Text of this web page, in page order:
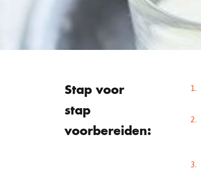
Stap voor
stap
voorbereiden: